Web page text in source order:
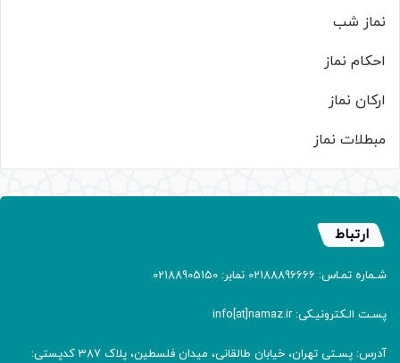
نماز شب
احکام نماز
ارکان نماز
مبطلات نماز
ارتباط
شـماره تمـاس: 02188896666 نمابر: 02188905150
پسـت الـکترونیـکی: info[at]namaz.ir
آدرس: پسـتی تهران، خیابان طالقانی، میدان فلسطین، پلاک 387 کدپستی: